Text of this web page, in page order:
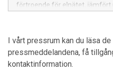
förtroende för elnätet, jämfört
I vårt pressrum kan du läsa
pressmeddelandena, få
kontaktinformation.